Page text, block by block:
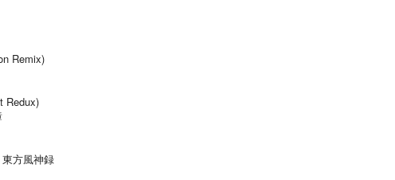
Remix)
Redux)
方風神録